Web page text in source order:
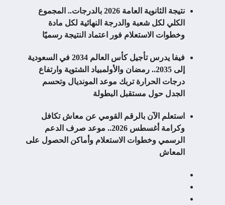
نتيجة الثانوية العامة 2026 بالدرجات.. المجموع
الكلي لكل شعبة والدرجة النهائية لكل مادة
وخطوات الاستعلام فور اعتماد النتيجة رسميًا
فيفا يدرس تأجيل كأس العالم 2034 في السعودية
إلى 2035.. رمضان والأولمبياد الشتوية وارتفاع
درجات الحرارة تربك موعد المونديال وتحسم
الجدل حول مستقبل البطولة
استعلم الآن بالرقم القومي عن معاش تكافل
وكرامة أغسطس 2026.. موعد صرف الدعم
الرسمي وخطوات الاستعلام وأماكن الحصول على
المعاش